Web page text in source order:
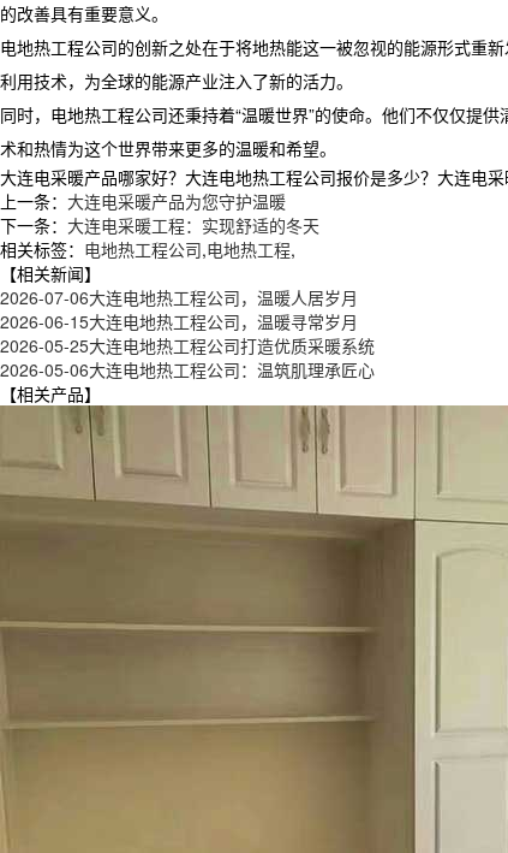
的改善具有重要意义。
电地热工程公司的创新之处在于将地热能这一被忽视的能源形式重
利用技术，为全球的能源产业注入了新的活力。
同时，电地热工程公司还秉持着“温暖世界”的使命。他们不仅仅提
术和热情为这个世界带来更多的温暖和希望。
大连电采暖产品哪家好？大连电地热工程公司报价是多少？大连电
上一条： 大连电采暖产品为您守护温暖
下一条： 大连电采暖工程：实现舒适的冬天
相关标签： 电地热工程公司,电地热工程,
【相关新闻】
2026-07-06大连电地热工程公司，温暖人居岁月
2026-06-15大连电地热工程公司，温暖寻常岁月
2026-05-25大连电地热工程公司打造优质采暖系统
2026-05-06大连电地热工程公司：温筑肌理承匠心
【相关产品】